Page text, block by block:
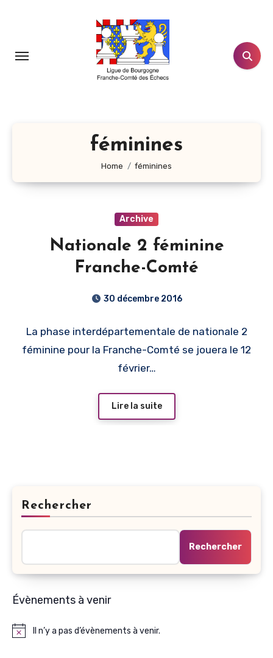
principal
féminines
Home féminines
Archive
Nationale 2 féminine
Franche-Comté
30 décembre 2016
La phase interdépartementale de nationale 2
féminine pour la Franche-Comté se jouera le 12
février…
Lire la suite
Rechercher
Rechercher
Évènements à venir
Notice Il n’y a pas d’évènements à venir.